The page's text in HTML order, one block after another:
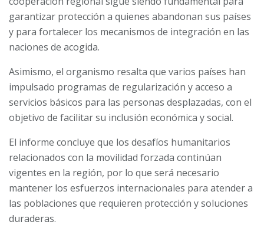
garantizar protección a quienes abandonan sus países
y para fortalecer los mecanismos de integración en las
naciones de acogida.
Asimismo, el organismo resalta que varios países han
impulsado programas de regularización y acceso a
servicios básicos para las personas desplazadas, con el
objetivo de facilitar su inclusión económica y social.
El informe concluye que los desafíos humanitarios
relacionados con la movilidad forzada continúan
vigentes en la región, por lo que será necesario
mantener los esfuerzos internacionales para atender a
las poblaciones que requieren protección y soluciones
duraderas.